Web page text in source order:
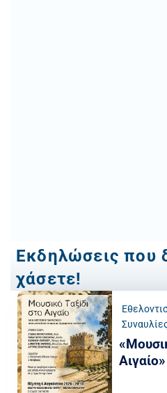
Εκδηλώσεις που
χάσετε!
Αιγαίο»